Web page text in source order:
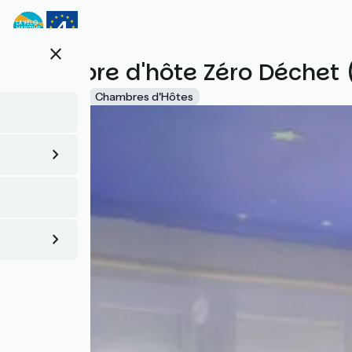
Aller
au
principalclose
Chambre d'hôte Zéro Déchet
Chambres d'Hôtes